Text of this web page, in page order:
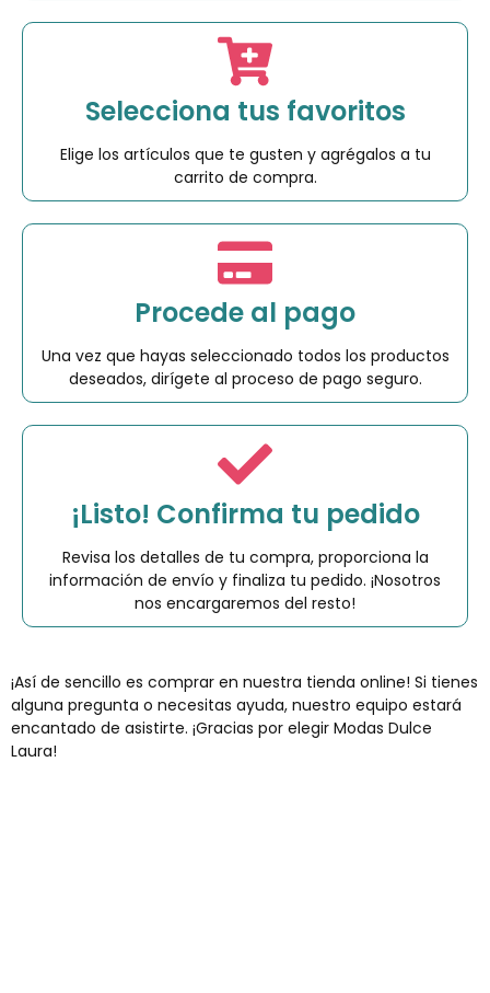
Selecciona tus favoritos
Elige los artículos que te gusten y agrégalos a tu
carrito de compra.
Procede al pago
Una vez que hayas seleccionado todos los productos
deseados, dirígete al proceso de pago seguro.
¡Listo! Confirma tu pedido
Revisa los detalles de tu compra, proporciona la
información de envío y finaliza tu pedido. ¡Nosotros
nos encargaremos del resto!
¡Así de sencillo es comprar en nuestra tienda online! Si tienes
alguna pregunta o necesitas ayuda, nuestro equipo estará
encantado de asistirte. ¡Gracias por elegir Modas Dulce
Laura!